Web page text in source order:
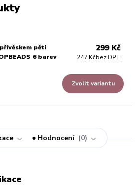
pěti
6 barev
299 Kč
247 Kčbez DPH
Zvolit variantu
Hodnocení 0